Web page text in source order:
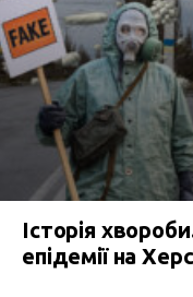
Історія
епідемії на